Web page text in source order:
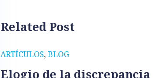
Related Post
ARTÍCULOS, BLOG
Elogio de la discrepancia